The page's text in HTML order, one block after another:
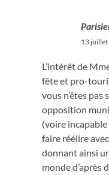
13
L’intérêt de
fête et pro-
vous n’êtes pas
opposition
(voire
faire réélire
donnant ainsi
monde d’après